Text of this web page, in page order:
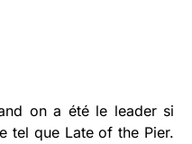
on a été le leader si
tel que Late of the Pier.